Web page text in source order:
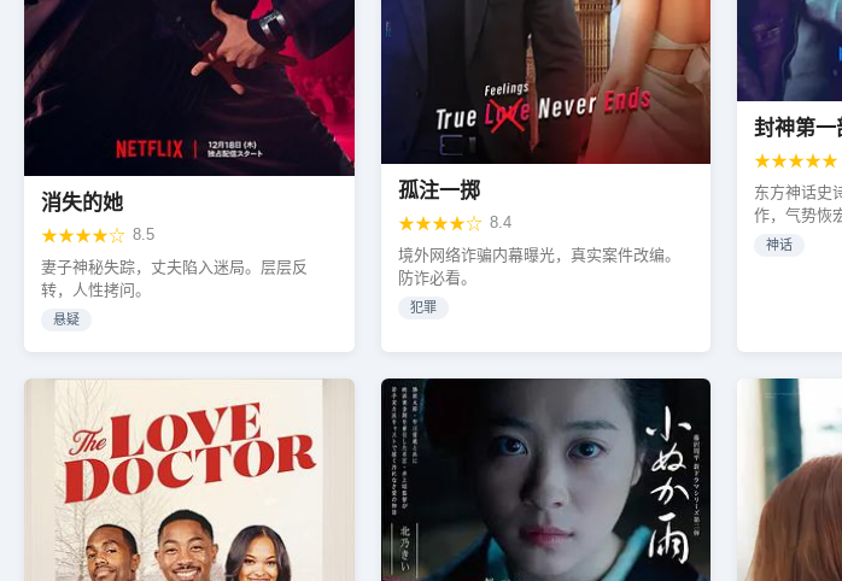
消失的她
★★★★☆ 8.5
妻子神秘失踪，丈夫陷入迷局。层层反
转，人性拷问。
悬疑
孤注一掷
★★★★☆ 8.4
境外网络诈骗内幕曝光，真实案件改编。
防诈必看。
犯罪
封神第一
★★★★★
东方神话史
作，气势恢
神话